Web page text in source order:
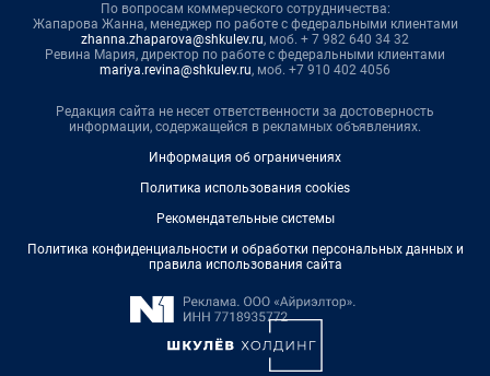
По вопросам коммерческого сотрудничества:
Жапарова Жанна, менеджер по работе с федеральными клиентами
zhanna.zhaparova@shkulev.ru, моб. + 7 982 640 34 32
Ревина Мария, директор по работе с федеральными клиентами
mariya.revina@shkulev.ru, моб. +7 910 402 4056
Редакция сайта не несет ответственности за достоверность
информации, содержащейся в рекламных объявлениях.
Информация об ограничениях
Политика использования cookies
Рекомендательные системы
Политика конфиденциальности и обработки персональных данных и
правила использования сайта